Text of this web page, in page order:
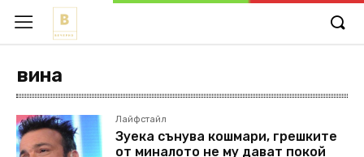
вина
Лайфстайл
Зуека сънува кошмари, грешките
от миналото не му дават покой